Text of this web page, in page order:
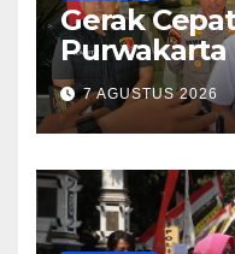
Gerak
Purwakarta
Dugaan
Cikopo,
Diamankan
Kejadian
7 AGUSTUS 2026